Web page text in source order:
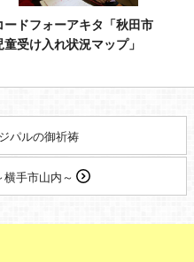
ードフォーアキタ「秋田市
童受け入れ状況マップ」
パルの御祈祷
手市山内～